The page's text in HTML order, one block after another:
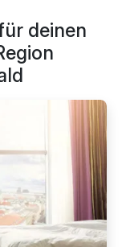
deinen